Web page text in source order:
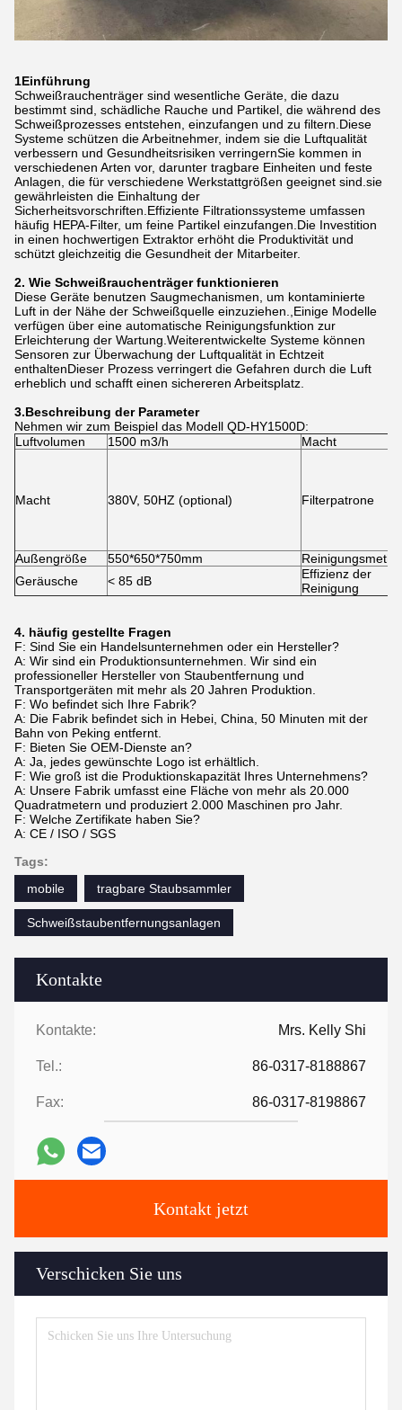
Kontakte
Kontakte: Mrs. Kelly Shi
Tel.: 86-0317-8188867
Fax: 86-0317-8198867
Kontakt jetzt
Verschicken Sie uns
1Einführung
Schweißrauchenträger sind wesentliche Geräte, die dazu
bestimmt sind, schädliche Rauche und Partikel, die während des
Schweißprozesses entstehen, einzufangen und zu filtern.Diese
Systeme schützen die Arbeitnehmer, indem sie die Luftqualität
verbessern und Gesundheitsrisiken verringernSie kommen in
verschiedenen Arten vor, darunter tragbare Einheiten und feste
Anlagen, die für verschiedene Werkstattgrößen geeignet sind.sie
gewährleisten die Einhaltung der
Sicherheitsvorschriften.Effiziente Filtrationssysteme umfassen
häufig HEPA-Filter, um feine Partikel einzufangen.Die Investition
in einen hochwertigen Extraktor erhöht die Produktivität und
schützt gleichzeitig die Gesundheit der Mitarbeiter.
2. Wie Schweißrauchenträger funktionieren
Diese Geräte benutzen Saugmechanismen, um kontaminierte
Luft in der Nähe der Schweißquelle einzuziehen.,Einige Modelle
verfügen über eine automatische Reinigungsfunktion zur
Erleichterung der Wartung.Weiterentwickelte Systeme können
Sensoren zur Überwachung der Luftqualität in Echtzeit
enthaltenDieser Prozess verringert die Gefahren durch die Luft
erheblich und schafft einen sichereren Arbeitsplatz.
3.Beschreibung der Parameter
Nehmen wir zum Beispiel das Modell QD-HY1500D:
Luftvolumen
1500 m3/h Macht
Macht 380V, 50HZ (optional) Filterpatrone
Außengröße 550*650*750mm
Geräusche
< 85 dB
Effizienz der
Reinigung
4. häufig gestellte Fragen
F: Sind Sie ein Handelsunternehmen oder ein Hersteller?
A: Wir sind ein Produktionsunternehmen. Wir sind ein
professioneller Hersteller von Staubentfernung und
Transportgeräten mit mehr als 20 Jahren Produktion.
F: Wo befindet sich Ihre Fabrik?
A: Die Fabrik befindet sich in Hebei, China, 50 Minuten mit der
Bahn von Peking entfernt.
F: Bieten Sie OEM-Dienste an?
A: Ja, jedes gewünschte Logo ist erhältlich.
F: Wie groß ist die Produktionskapazität Ihres Unternehmens?
A: Unsere Fabrik umfasst eine Fläche von mehr als 20.000
Quadratmetern und produziert 2.000 Maschinen pro Jahr.
F: Welche Zertifikate haben Sie?
A: CE / ISO / SGS
Tags:
mobile
tragbare Staubsammler
Schweißstaubentfernungsanlagen